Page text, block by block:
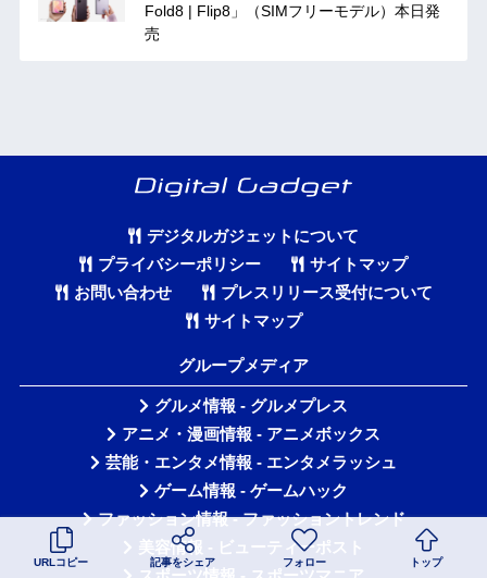
Fold8 | Flip8」（SIMフリーモデル）本日発
売
デジタルガジェットについて
プライバシーポリシー
サイトマップ
お問い合わせ
プレスリリース受付について
サイトマップ
グループメディア
グルメ情報 - グルメプレス
アニメ・漫画情報 - アニメボックス
芸能・エンタメ情報 - エンタメラッシュ
ゲーム情報 - ゲームハック
ファッション情報 - ファッショントレンド
美容情報 - ビューティーポスト
URLコピー 記事をシェア フォロー トップ